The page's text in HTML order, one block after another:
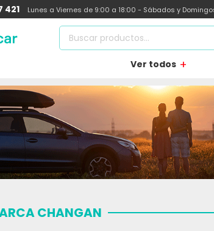
Ver todos
421 Lunes a Viernes de 9:00 a 18:00 - Sábados y
CHANGAN